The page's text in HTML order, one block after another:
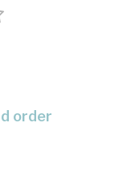
order